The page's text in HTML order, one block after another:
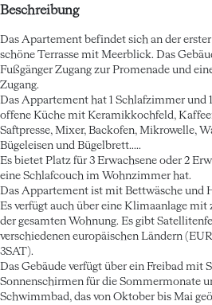
Beschreibung
Das Apartement befindet sich an der
schöne Terrasse mit Meerblick. Das
Fußgänger Zugang zur Promenade und
Zugang.
Das Appartement hat 1 Schlafzimmer und
offene Küche mit Keramikkochfeld,
Saftpresse, Mixer, Backofen, Mikrowelle,
Bügeleisen und Bügelbrett.....
Es bietet Platz für 3 Erwachsene oder 2
eine Schlafcouch im Wohnzimmer hat.
Das Appartement ist mit Bettwäsche und
Es verfügt auch über eine Klimaanlage
der gesamten Wohnung. Es gibt
verschiedenen europäischen Ländern
3SAT).
Das Gebäude verfügt über ein Freibad mit
Sonnenschirmen für die Sommermonate
Schwimmbad, das von Oktober bis Mai